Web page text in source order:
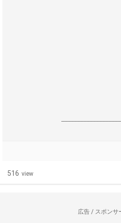
516 view
広告 / スポンサ